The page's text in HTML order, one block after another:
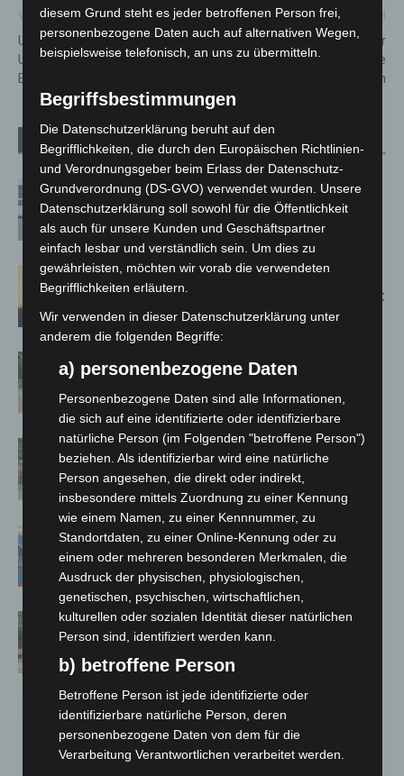
Vorheriger Artikel
Unfallserie bei Lehrte: Lkw-
Unfall auf A2 und zwei weitere
Einsätze
Nächster Artikel
Nächster Lkw-Unfall auf der
A2 bei Lehrte: Drei Sattelzüge
kollidieren
Verwandte Artikel Mehr vom Autor
Niedersachsen: Feuerwehrkräfte
kehren nach Waldbrandeinsatz aus
Spanien zurück
Hannover: Erste Tigermücken-
Population in Niedersachsen entdeckt
Brand im „Haus der Begegnung“ in
Neuwarmbüchen schnell eingedämmt
Region Hannover: 21 neue
Notfallsanitäter starten beim Roten
Kreuz
Mann läuft mit Hockeyschläger über
A7 – Polizei sucht Zeugen
Gasleitung bei McDonald’s-Umbau in
Langenhagen beschädigt
diesem Grund steht es jeder betroffenen Person frei,
personenbezogene Daten auch auf alternativen Wegen,
beispielsweise telefonisch, an uns zu übermitteln.
Begriffsbestimmungen
Die Datenschutzerklärung beruht auf den
Begrifflichkeiten, die durch den Europäischen Richtlinien-
und Verordnungsgeber beim Erlass der Datenschutz-
Grundverordnung (DS-GVO) verwendet wurden. Unsere
Datenschutzerklärung soll sowohl für die Öffentlichkeit
als auch für unsere Kunden und Geschäftspartner
einfach lesbar und verständlich sein. Um dies zu
gewährleisten, möchten wir vorab die verwendeten
Begrifflichkeiten erläutern.
Wir verwenden in dieser Datenschutzerklärung unter
anderem die folgenden Begriffe:
a) personenbezogene Daten
Personenbezogene Daten sind alle Informationen,
die sich auf eine identifizierte oder identifizierbare
natürliche Person (im Folgenden "betroffene Person")
beziehen. Als identifizierbar wird eine natürliche
Person angesehen, die direkt oder indirekt,
insbesondere mittels Zuordnung zu einer Kennung
wie einem Namen, zu einer Kennnummer, zu
Standortdaten, zu einer Online-Kennung oder zu
einem oder mehreren besonderen Merkmalen, die
Ausdruck der physischen, physiologischen,
genetischen, psychischen, wirtschaftlichen,
kulturellen oder sozialen Identität dieser natürlichen
Person sind, identifiziert werden kann.
b) betroffene Person
Betroffene Person ist jede identifizierte oder
identifizierbare natürliche Person, deren
personenbezogene Daten von dem für die
Verarbeitung Verantwortlichen verarbeitet werden.